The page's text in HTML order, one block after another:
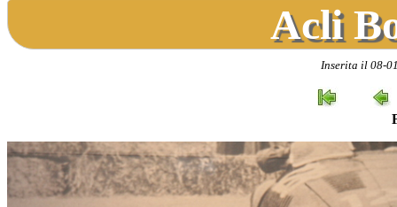
Acli
Inserita il 08-